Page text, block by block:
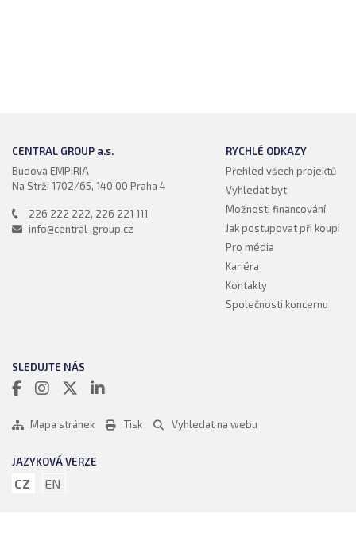
CENTRAL GROUP a.s.
Budova EMPIRIA
Na Strži 1702/65, 140 00 Praha 4
226 222 222, 226 221 111
info@central-group.cz
RYCHLÉ ODKAZY
Přehled všech projektů
Vyhledat byt
Možnosti financování
Jak postupovat při koupi
Pro média
Kariéra
Kontakty
Společnosti koncernu
SLEDUJTE NÁS
Mapa stránek Tisk Vyhledat na webu
JAZYKOVÁ VERZE
CZ EN